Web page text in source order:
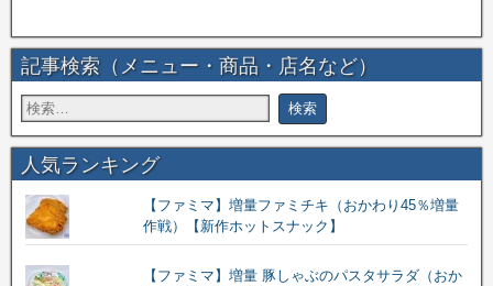
記事検索（メニュー・商品・店名など）
人気ランキング
【ファミマ】増量ファミチキ（おかわり45％増量
作戦）【新作ホットスナック】
【ファミマ】増量 豚しゃぶのパスタサラダ（おか